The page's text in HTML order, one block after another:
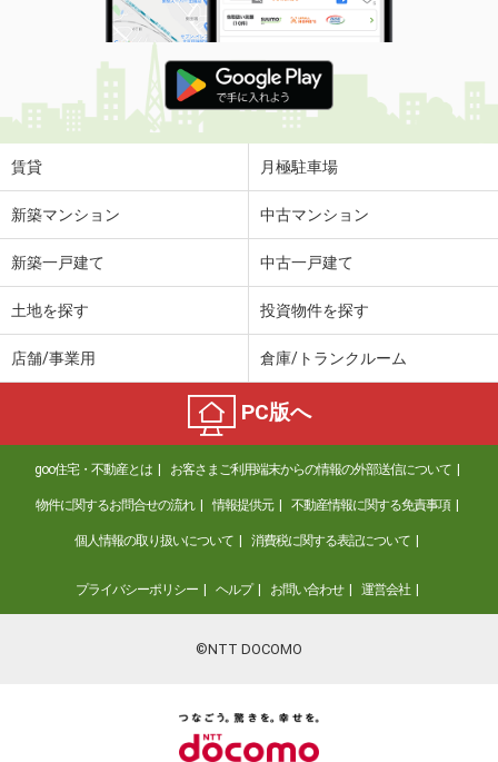
賃貸 月極駐車場
新築マンション 中古マンション
新築一戸建て 中古一戸建て
土地を探す 投資物件を探す
店舗/事業用 倉庫/トランクルーム
PC版へ
goo住宅・不動産とは お客さまご利用端末からの情報の外部送信について
物件に関するお問合せの流れ 情報提供元 不動産情報に関する免責事項
個人情報の取り扱いについて 消費税に関する表記について
プライバシーポリシー ヘルプ お問い合わせ 運営会社
©NTT DOCOMO